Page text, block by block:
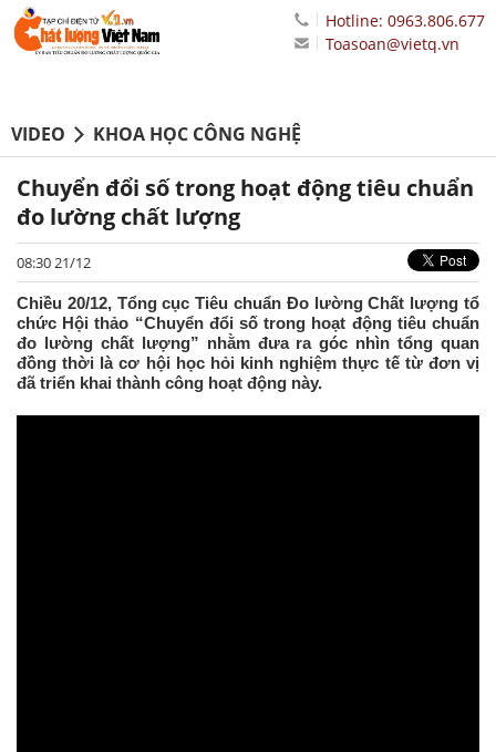
Hotline: 0963.806.677
Toasoan@vietq.vn
VIDEO KHOA HỌC CÔNG NGHỆ
Chuyển đổi số trong hoạt động tiêu chuẩn
đo lường chất lượng
08:30 21/12
Chiều 20/12, Tổng cục Tiêu chuẩn Đo lường Chất lượng tổ
chức Hội thảo “Chuyển đổi số trong hoạt động tiêu chuẩn
đo lường chất lượng” nhằm đưa ra góc nhìn tổng quan
đồng thời là cơ hội học hỏi kinh nghiệm thực tế từ đơn vị
đã triển khai thành công hoạt động này.